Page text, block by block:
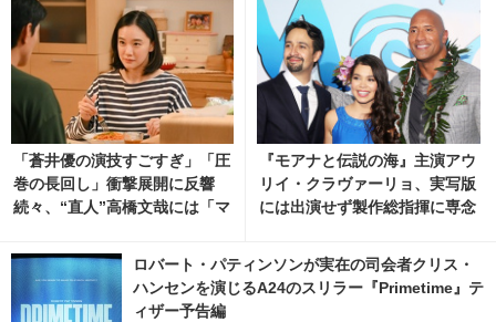
「蒼井優の演技すごすぎ」「圧
巻の長回し」衝撃展開に反響
続々、“直人”高橋文哉には「マ
ャツが乾くまで」5話
『モアナと伝説の海』主演アウ
リイ・クラヴァーリョ、実写版
には出演せず製作総指揮に専念
ロバート・パティンソンが実在の司会者クリス・
ハンセンを演じるA24のスリラー『Primetime』テ
ィザー予告編